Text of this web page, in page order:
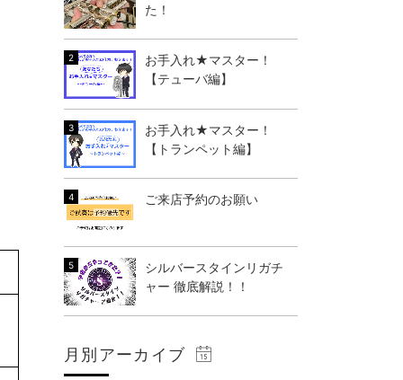
た！
お手入れ★マスター！
【テューバ編】
お手入れ★マスター！
【トランペット編】
ご来店予約のお願い
シルバースタインリガチ
ャー 徹底解説！！
月別アーカイブ